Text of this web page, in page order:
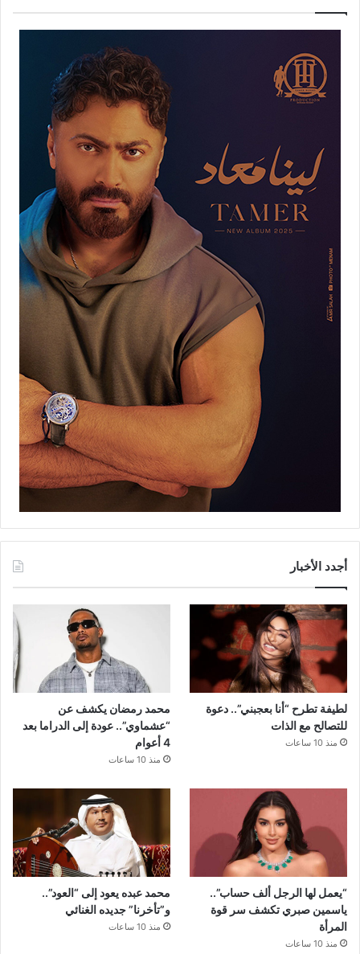
أجدد الأخبار
لطيفة تطرح “أنا بعجبني”.. دعوة
للتصالح مع الذات
منذ 10 ساعات
محمد رمضان يكشف عن
“عشماوي”.. عودة إلى الدراما بعد
4 أعوام
منذ 10 ساعات
“يعمل لها الرجل ألف حساب”..
ياسمين صبري تكشف سر قوة
المرأة
منذ 10 ساعات
محمد عبده يعود إلى “العود”..
و”تأخرنا” جديده الغنائي
منذ 10 ساعات